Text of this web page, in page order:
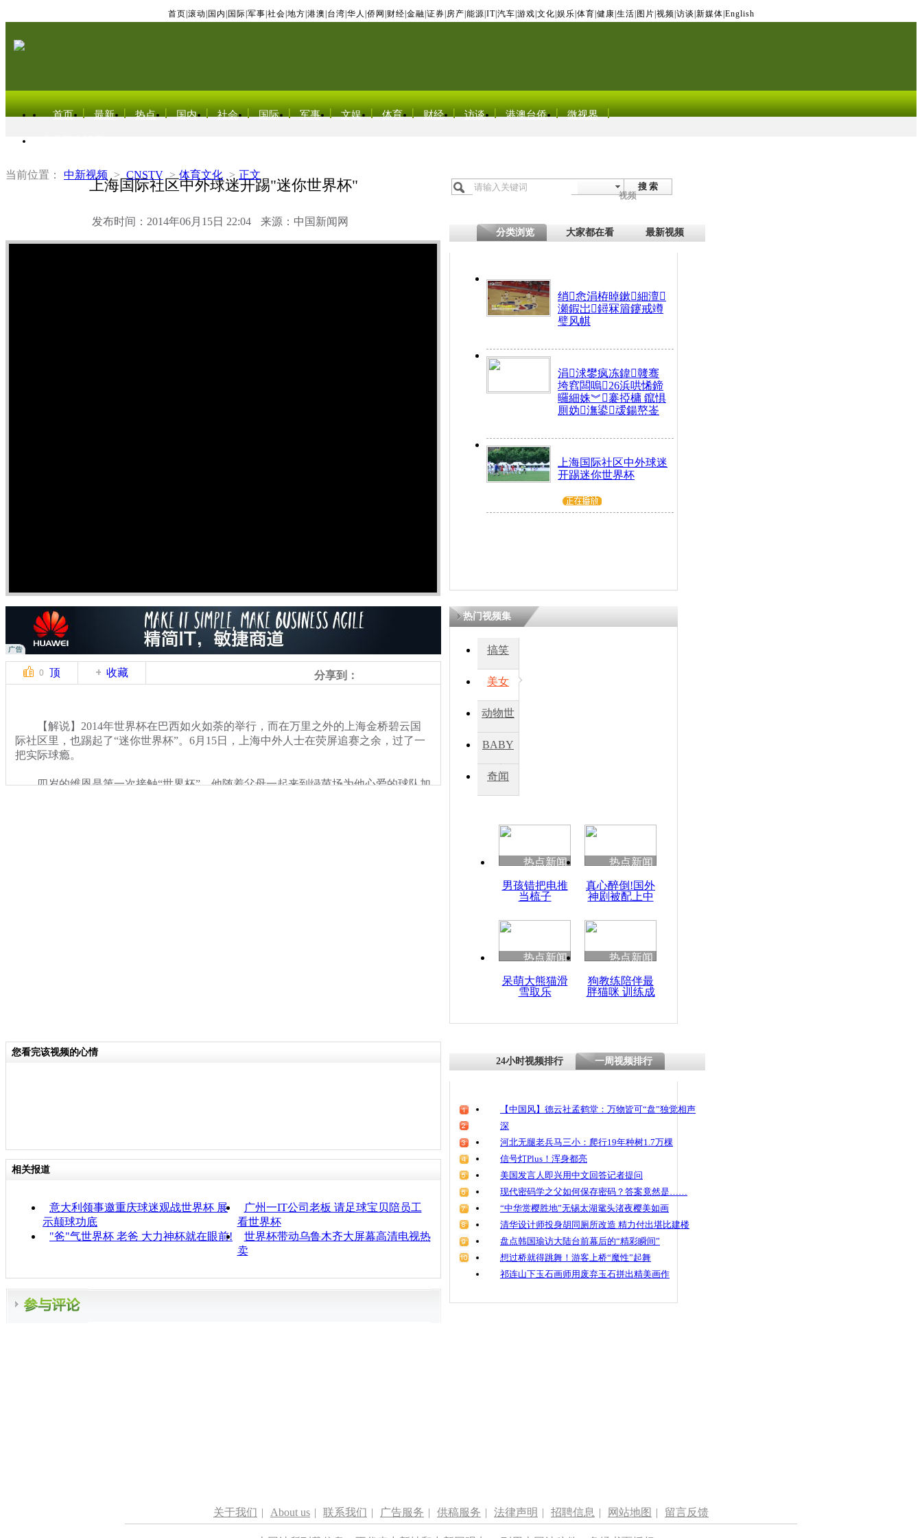
首页 滚动 国内 国际 军事 社会 地方 港澳 台湾 华人 侨网 财经 金融 证券 房产 能源 IT| 汽车 游戏 文化 娱乐 体育 健康 生活 图片 视频 访谈 新媒体 English
首页 最新 热点 国内 社会 国际 军事 文娱 体育 财经 访谈 港澳台侨 微视界
当前位置： 中新视频 > CNSTV > 体育文化 > 正文
上海国际社区中外球迷开踢"迷你世界杯"
发布时间：2014年06月15日 22:04 来源：中国新闻网
搜 索
视频
分类浏览 大家都在看 最新视频
绡悆涓栫晫鏉細澶
瀬鍜岀鐞冧篃鑳戒竴
璧风帺
涓浗鐢疯冻鍏竷骞
垮窞闆嗚26浜哄悕鍗
曪細姝︾褰掗槦 鑹惧
厠妫潕鍙叆鍚嶅崟
上海国际社区中外球迷
开踢迷你世界杯
0 顶 收藏 分享到：
【解说】2014年世界杯在巴西如火如荼的举行，而在万里之外的上海金桥碧云国
际社区里，也踢起了“迷你世界杯”。6月15日，上海中外人士在荧屏追赛之余，过了一
把实际球瘾。
四岁的维恩是第一次接触“世界杯”，他随着父母一起来到绿茵场为他心爱的球队加
热门视频集
搞笑
美女
动物世
BABY
秀
奇闻
热点新闻
男孩错把电推
当梳子
热点新闻
真心醉倒!国外
神剧被配上中
热点新闻
呆萌大熊猫滑
雪取乐
热点新闻
狗教练陪伴最
胖猫咪 训练成
您看完该视频的心情
相关报道
意大利领事邀重庆球迷观战世界杯 展
示颠球功底
广州一IT公司老板 请足球宝贝陪员工
看世界杯
"爸"气世界杯 老爸 大力神杯就在眼前!
世界杯带动乌鲁木齐大屏幕高清电视热
卖
24小时视频排行 一周视频排行
【中国风】德云社孟鹤堂：万物皆可“盘”独觉相声
深
河北无腿老兵马三小：爬行19年种树1.7万棵
信号灯Plus！浑身都亮
美国发言人即兴用中文回答记者提问
现代密码学之父如何保存密码？答案竟然是……
“中华赏樱胜地”无锡太湖鼋头渚夜樱美如画
清华设计师投身胡同厕所改造 精力付出堪比建楼
盘点韩国瑜访大陆台前幕后的“精彩瞬间”
想过桥就得跳舞！游客上桥“魔性”起舞
祁连山下玉石画师用废弃玉石拼出精美画作
关于我们 | About us | 联系我们 | 广告服务 | 供稿服务 | 法律声明 | 招聘信息 | 网站地图 | 留言反馈